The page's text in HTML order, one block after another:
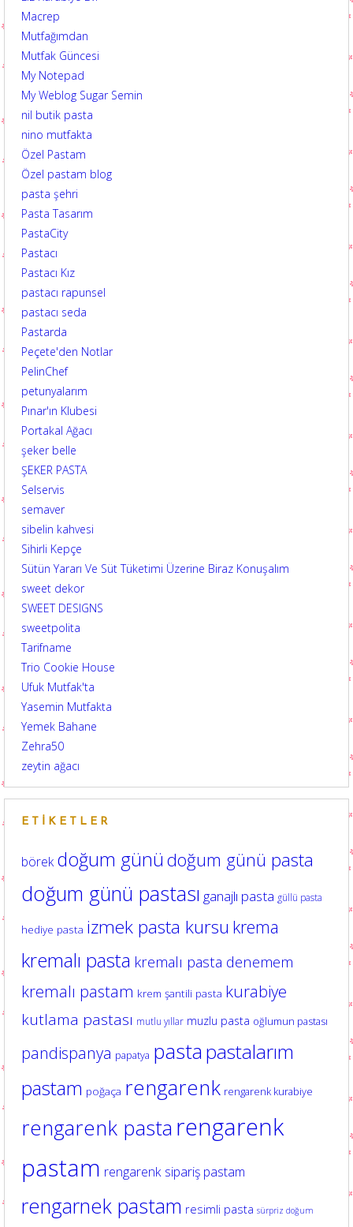
Macrep
Mutfağımdan
Mutfak Güncesi
My Notepad
My Weblog Sugar Semin
nil butik pasta
nino mutfakta
Özel Pastam
Özel pastam blog
pasta şehri
Pasta Tasarım
PastaCity
Pastacı
Pastacı Kız
pastacı rapunsel
pastacı seda
Pastarda
Peçete'den Notlar
PelinChef
petunyalarım
Pınar'ın Klubesi
Portakal Ağacı
şeker belle
ŞEKER PASTA
Selservis
semaver
sibelin kahvesi
Sihirli Kepçe
Sütün Yararı Ve Süt Tüketimi Üzerine Biraz Konuşalım
sweet dekor
SWEET DESIGNS
sweetpolita
Tarifname
Trio Cookie House
Ufuk Mutfak'ta
Yasemin Mutfakta
Yemek Bahane
Zehra50
zeytin ağacı
ETIKETLER
börek doğum günüdoğum günü pasta
doğum günü pastası ganajlı pasta güllü pasta
hediye pasta izmek pasta kursu krema
kremalı pasta kremalı pasta denemem
kremalı pastam krem şantili pasta kurabiye
kutlama pastası mutlu yıllar muzlu pasta oğlumun pastası
pandispanya papatya pasta pastalarım
pastam poğaça rengarenk rengarenk kurabiye
rengarenk pasta rengarenk
pastam rengarenk sipariş pastam
rengarnek pastam resimli pasta sürpriz doğum